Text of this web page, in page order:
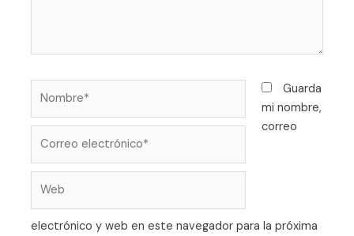
Guarda
mi nombre,
correo
electrónico y web en este navegador para la próxima